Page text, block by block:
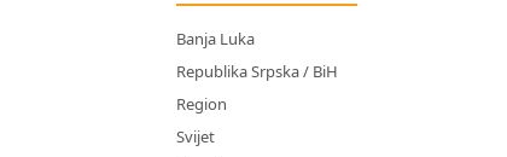
Banja Luka
Republika Srpska / BiH
Region
Svijet